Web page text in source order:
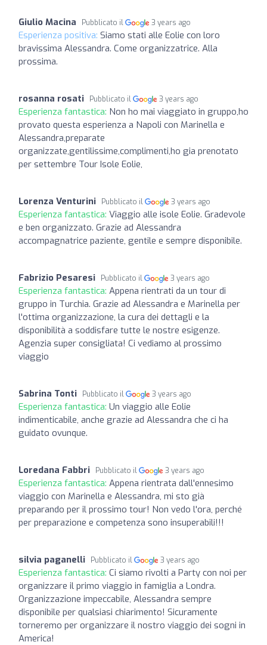
Giulio Macina Pubblicato il 3 years ago
Esperienza positiva: Siamo stati alle Eolie con loro
bravissima Alessandra. Come organizzatrice. Alla
prossima.
rosanna rosati Pubblicato il 3 years ago
Esperienza fantastica: Non ho mai viaggiato in gruppo,ho
provato questa esperienza a Napoli con Marinella e
Alessandra,preparate
organizzate,gentilissime,complimenti,ho gia prenotato
per settembre Tour Isole Eolie,
Lorenza Venturini Pubblicato il 3 years ago
Esperienza fantastica: Viaggio alle isole Eolie. Gradevole
e ben organizzato. Grazie ad Alessandra
accompagnatrice paziente, gentile e sempre disponibile.
Fabrizio Pesaresi Pubblicato il 3 years ago
Esperienza fantastica: Appena rientrati da un tour di
gruppo in Turchia. Grazie ad Alessandra e Marinella per
l'ottima organizzazione, la cura dei dettagli e la
disponibilità a soddisfare tutte le nostre esigenze.
Agenzia super consigliata! Ci vediamo al prossimo
viaggio
Sabrina Tonti Pubblicato il 3 years ago
Esperienza fantastica: Un viaggio alle Eolie
indimenticabile, anche grazie ad Alessandra che ci ha
guidato ovunque.
Loredana Fabbri Pubblicato il 3 years ago
Esperienza fantastica: Appena rientrata dall'ennesimo
viaggio con Marinella e Alessandra, mi sto già
preparando per il prossimo tour! Non vedo l'ora, perché
per preparazione e competenza sono insuperabili!!!
silvia paganelli Pubblicato il 3 years ago
Esperienza fantastica: Ci siamo rivolti a Party con noi per
organizzare il primo viaggio in famiglia a Londra.
Organizzazione impeccabile, Alessandra sempre
disponibile per qualsiasi chiarimento! Sicuramente
torneremo per organizzare il nostro viaggio dei sogni in
America!